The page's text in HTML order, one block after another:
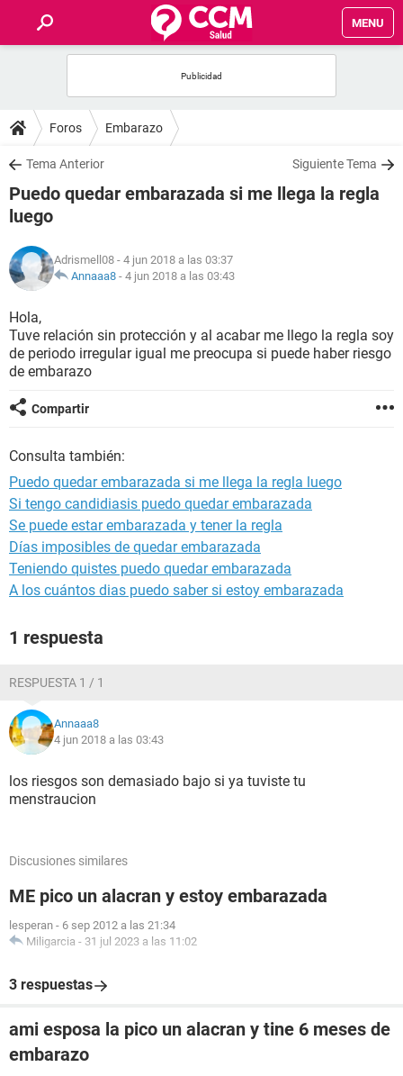
MENU
FOROS
SALUD
FAMILIA
NUTRICIÓN
SEXUALIDAD
Foros Embarazo
Tema Anterior Siguiente Tema
Puedo quedar embarazada si me llega la regla
luego
Adrismell08 - 4 jun 2018 a las 03:37
Annaaa8 - 4 jun 2018 a las 03:43
Hola,
Tuve relación sin protección y al acabar me llego la regla soy
de periodo irregular igual me preocupa si puede haber riesgo
de embarazo
Compartir
Consulta también:
Puedo quedar embarazada si me llega la regla luego
Si tengo candidiasis puedo quedar embarazada
Se puede estar embarazada y tener la regla
Días imposibles de quedar embarazada
Teniendo quistes puedo quedar embarazada
A los cuántos dias puedo saber si estoy embarazada
1 respuesta
RESPUESTA 1 / 1
Annaaa8
4 jun 2018 a las 03:43
los riesgos son demasiado bajo si ya tuviste tu
menstraucion
Discusiones similares
ME pico un alacran y estoy embarazada
lesperan - 6 sep 2012 a las 21:34
Miligarcia - 31 jul 2023 a las 11:02
3 respuestas
ami esposa la pico un alacran y tine 6 meses de
embarazo